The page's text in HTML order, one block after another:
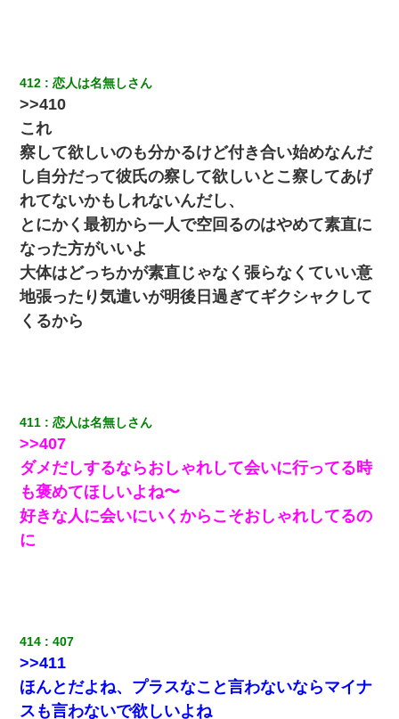
で両親に全部話した。
日曜日、会社の窓を見ると同僚の姿。俺（あれ？ディズニーシー
じゃ？）→俺電話「今何してんの？」同僚「シーで並んでるこ
と！」俺「会社にいない？」→次の瞬間、すごい鳥肌が立った
「お前の父ちゃんは自宅警備員」とかからかわれたけど、実はと
んでもない仕事に就いていた
我が家のガレージに見知らぬ車。俺「もしもし、玄関にもシャッ
ターリモコンあるだろ？DOWNのボタン押してｗ」→ 待つこと１
時間弱・・・
とっさに女児を捕まえたら変質者扱いされた。母親「あっち行っ
兄の新しい嫁がやらかしすぎて辛い。当たり前のように実家や姪
の幼稚園に来る
アパートのドアに『ハンザイ者！この人はさいあくの人です』と
張り紙が！大家「面倒はごめんだよ」私「はあ」→警察に行き、
見回りで犯人が捕まったが、それが…｜生活｜ヌルポあんてな
【悲報】お風呂で父親と姉が完全に行為してるんだが...
スマホを与えられて、中学卒業する頃にはすっかり女叩きに洗脳
された弟が、大学進学のために一人暮らししたいと言い出した。
412 恋人は名無しさん
>>410
これ
察して欲しいのも分かるけど付き合い始めなんだ
し自分だって彼氏の察して欲しいとこ察してあげ
れてないかもしれないんだし、
とにかく最初から一人で空回るのはやめて素直に
なった方がいいよ
大体はどっちかが素直じゃなく張らなくていい意
地張ったり気遣いが明後日過ぎてギクシャクして
くるから
411 恋人は名無しさん
>>407
ダメだしするならおしゃれして会いに行ってる時
も褒めてほしいよね〜
好きな人に会いにいくからこそおしゃれしてるの
に
414 407
>>411
ほんとだよね、プラスなこと言わないならマイナ
スも言わないで欲しいよね